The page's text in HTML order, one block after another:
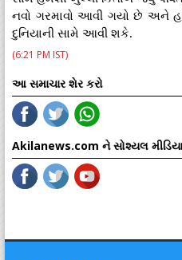
નવો ગરમાવો આવી ગયો છે અને
દુનિયાની સામે આવી શકે.
(6:21 PM IST)
આ સમાચાર શેર કરો
Akilanews.com ને સોશ્યલ મીડિયા